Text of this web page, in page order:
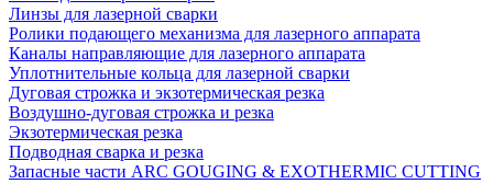
Линзы для лазерной сварки
Ролики подающего механизма для лазерного аппарата
Каналы направляющие для лазерного аппарата
Уплотнительные кольца для лазерной сварки
Дуговая строжка и экзотермическая резка
Воздушно-дуговая строжка и резка
Экзотермическая резка
Подводная сварка и резка
Запасные части ARC GOUGING & EXOTHERMIC CUTTING